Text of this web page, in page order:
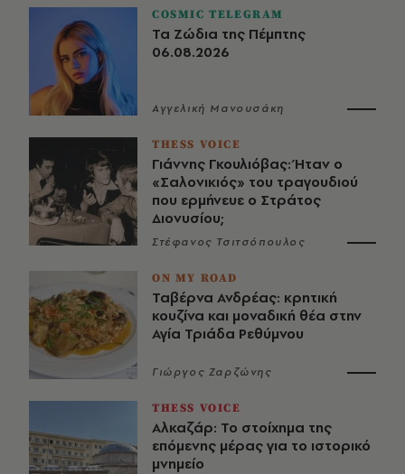
COSMIC TELEGRAM
Τα Ζώδια της Πέμπτης
06.08.2026
Αγγελική Μανουσάκη
THESS VOICE
Γιάννης Γκουλιόβας: Ήταν ο
«Σαλονικιός» του τραγουδιού
που ερμήνευε ο Στράτος
Διονυσίου;
Στέφανος Τσιτσόπουλος
ON MY ROAD
Ταβέρνα Ανδρέας: κρητική
κουζίνα και μοναδική θέα στην
Αγία Τριάδα Ρεθύμνου
Γιώργος Ζαρζώνης
THESS VOICE
Αλκαζάρ: Το στοίχημα της
επόμενης μέρας για το ιστορικό
μνημείο